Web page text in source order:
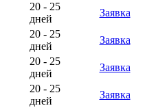
20 - 25
дней
Заявка
20 - 25
дней
Заявка
20 - 25
дней
Заявка
20 - 25
дней
Заявка